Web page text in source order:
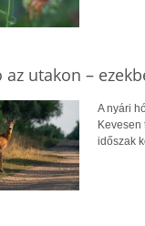
az utakon –
A nyári
időszak